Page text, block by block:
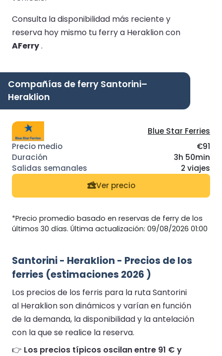
Consulta la disponibilidad más reciente y
reserva hoy mismo tu ferry a Heraklion con
AFerry.
Compañías de ferry Santorini–
Heraklion
Blue Star Ferries
€91
3h 50min
2 viajes
Ver precio
*Precio promedio basado en reservas de ferry de los
últimos 30 días. Última actualización: 09/08/2026 01:00
Santorini - Heraklion - Precios de los
ferries (estimaciones 2026 )
Los precios de los ferris para la ruta Santorini
al Heraklion son dinámicos y varían en función
de la demanda, la disponibilidad y la antelación
con la que se realice la reserva.
👉 Los precios típicos oscilan entre 91 € y